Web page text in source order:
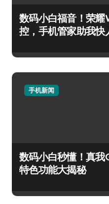
数码小白福音！荣耀
控，手机管家助我快
手机新闻
数码小白秒懂！真我
特色功能大揭秘